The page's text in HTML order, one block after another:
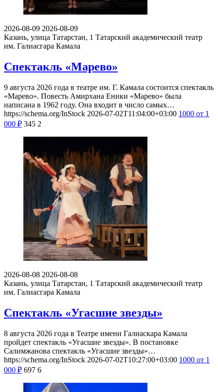
2026-08-09 2026-08-09
Казань, улица Татарстан, 1 Татарский академический театр
им. Галиасгара Камала
Спектакль «Марево»
9 августа 2026 года в театре им. Г. Камала состоится спектакль
«Марево». Повесть Амирхана Еники «Марево» была
написана в 1962 году. Она входит в число самых…
https://schema.org/InStock 2026-07-02T11:04:00+03:00 1000 от 1
000 ₽ 345 2
2026-08-08 2026-08-08
Казань, улица Татарстан, 1 Татарский академический театр
им. Галиасгара Камала
Спектакль «Угасшие звезды»
8 августа 2026 года в Театре имени Галиаскара Камала
пройдет спектакль «Угасшие звезды». В постановке
Салимжанова спектакль «Угасшие звезды»…
https://schema.org/InStock 2026-07-02T10:27:00+03:00 1000 от 1
000 ₽ 697 6